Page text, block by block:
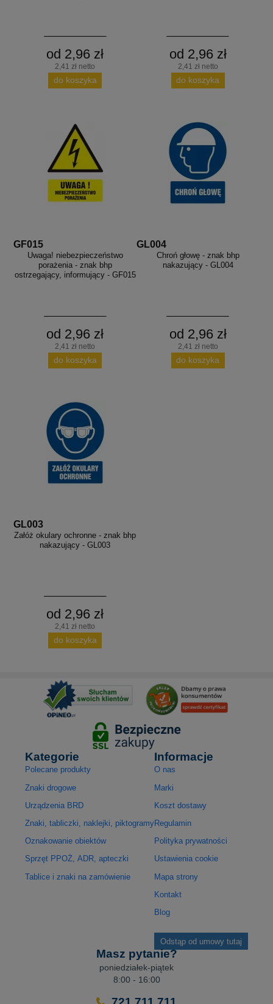
od 2,96 zł
2,41 zł netto
do koszyka
od 2,96 zł
2,41 zł netto
do koszyka
GF015
Uwaga! niebezpieczeństwo
porażenia - znak bhp
ostrzegający, informujący - GF015
od 2,96 zł
2,41 zł netto
do koszyka
GL004
Chroń głowę - znak bhp
nakazujący - GL004
od 2,96 zł
2,41 zł netto
do koszyka
GL003
Załóż okulary ochronne - znak bhp
nakazujący - GL003
od 2,96 zł
2,41 zł netto
do koszyka
Kategorie
Polecane produkty
Znaki drogowe
Urządzenia BRD
Znaki, tabliczki, naklejki, piktogramy
Oznakowanie obiektów
Sprzęt PPOŻ, ADR, apteczki
Tablice i znaki na zamówienie
Informacje
O nas
Marki
Koszt dostawy
Regulamin
Polityka prywatności
Ustawienia cookie
Mapa strony
Kontakt
Blog
Odstąp od umowy tutaj
Masz pytanie?
poniedziałek-piątek
8:00 - 16:00